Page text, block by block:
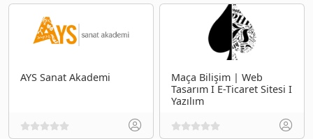
AYS Sanat Akademi
Maça Bilişim | Web
Tasarım I E-Ticaret Sitesi I
Yazılım